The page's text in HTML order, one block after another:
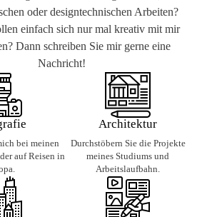
oder designtechnischen Arbeiten?
einfach sich nur mal kreativ mit mir
Dann schreiben Sie mir gerne eine
Nachricht!
bei meinen
auf Reisen in
Architektur
Durchstöbern Sie die Projekte
meines Studiums und
Arbeitslaufbahn.